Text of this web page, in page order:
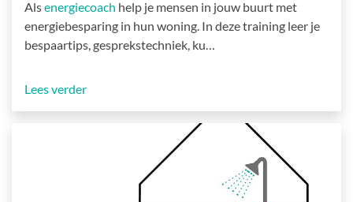
Alsenergiecoach help je mensen in jouw buurt met
energiebesparing in hun woning. In deze training leer je
bespaartips, gesprekstechniek, ku…
Lees verder